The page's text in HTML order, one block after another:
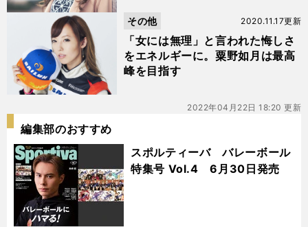
「女には無理」と言われた悔しさ
をエネルギーに。粟野如月は最高
峰を目指す
2020.11.17更新
その他
2022年04月22日 18:20 更新
編集部のおすすめ
スポルティーバ バレーボール
特集号 Vol.4 6月30日発売